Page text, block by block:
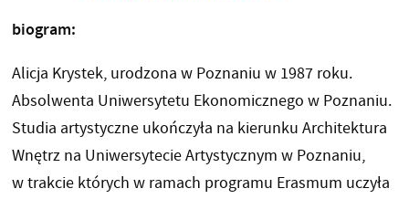
biogram:
Alicja Krystek, urodzona w Poznaniu w 1987 roku.
Absolwenta Uniwersytetu Ekonomicznego w Poznaniu.
Studia artystyczne ukończyła na kierunku Architektura
Wnętrz na Uniwersytecie Artystycznym w Poznaniu,
w trakcie których w ramach programu Erasmum uczyła